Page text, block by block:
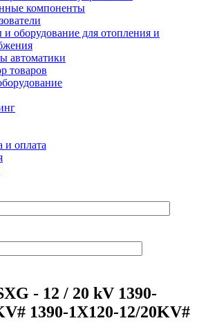
компоненты
оборудование для отопления и
автоматики
товаров
и оплата
- 12 / 20 kV 1390-
1390-1X120-12/20KV#